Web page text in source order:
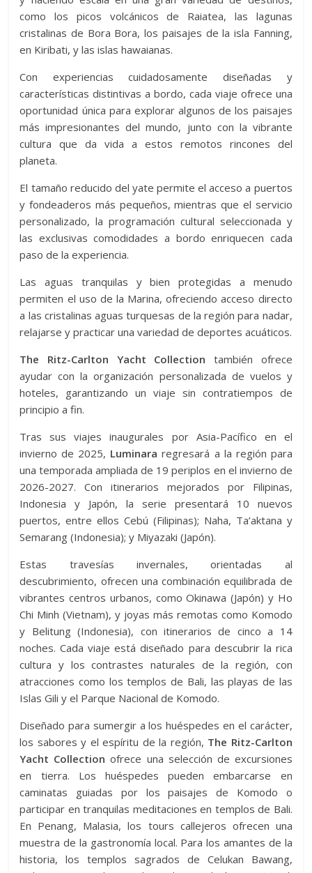
como los picos volcánicos de Raiatea, las lagunas
cristalinas de Bora Bora, los paisajes de la isla Fanning,
en Kiribati, y las islas hawaianas.
Con experiencias cuidadosamente diseñadas y
características distintivas a bordo, cada viaje ofrece una
oportunidad única para explorar algunos de los paisajes
más impresionantes del mundo, junto con la vibrante
cultura que da vida a estos remotos rincones del
planeta.
El tamaño reducido del yate permite el acceso a puertos
y fondeaderos más pequeños, mientras que el servicio
personalizado, la programación cultural seleccionada y
las exclusivas comodidades a bordo enriquecen cada
paso de la experiencia.
Las aguas tranquilas y bien protegidas a menudo
permiten el uso de la Marina, ofreciendo acceso directo
a las cristalinas aguas turquesas de la región para nadar,
relajarse y practicar una variedad de deportes acuáticos.
The Ritz-Carlton Yacht Collection también ofrece
ayudar con la organización personalizada de vuelos y
hoteles, garantizando un viaje sin contratiempos de
principio a fin.
Tras sus viajes inaugurales por Asia-Pacífico en el
invierno de 2025, Luminara regresará a la región para
una temporada ampliada de 19 periplos en el invierno de
2026-2027. Con itinerarios mejorados por Filipinas,
Indonesia y Japón, la serie presentará 10 nuevos
puertos, entre ellos Cebú (Filipinas); Naha, Ta’aktana y
Semarang (Indonesia); y Miyazaki (Japón).
Estas travesías invernales, orientadas al
descubrimiento, ofrecen una combinación equilibrada de
vibrantes centros urbanos, como Okinawa (Japón) y Ho
Chi Minh (Vietnam), y joyas más remotas como Komodo
y Belitung (Indonesia), con itinerarios de cinco a 14
noches. Cada viaje está diseñado para descubrir la rica
cultura y los contrastes naturales de la región, con
atracciones como los templos de Bali, las playas de las
Islas Gili y el Parque Nacional de Komodo.
Diseñado para sumergir a los huéspedes en el carácter,
los sabores y el espíritu de la región, The Ritz-Carlton
Yacht Collection ofrece una selección de excursiones
en tierra. Los huéspedes pueden embarcarse en
caminatas guiadas por los paisajes de Komodo o
participar en tranquilas meditaciones en templos de Bali.
En Penang, Malasia, los tours callejeros ofrecen una
muestra de la gastronomía local. Para los amantes de la
historia, los templos sagrados de Celukan Bawang,